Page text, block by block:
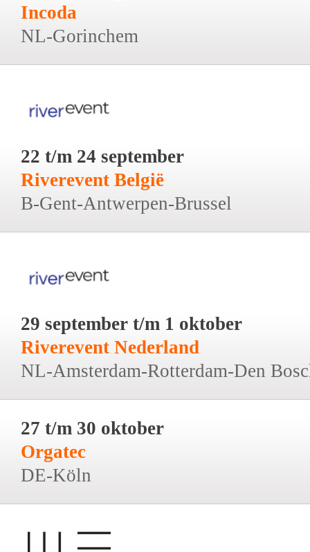
Incoda
NL-Gorinchem
22 t/m 24 september
Riverevent België
B-Gent-Antwerpen-Brussel
29 september t/m 1 oktober
Riverevent Nederland
NL-Amsterdam-Rotterdam-Den
27 t/m 30 oktober
Orgatec
DE-Köln